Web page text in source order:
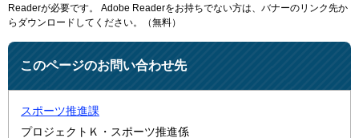
Readerが必要です。
Adobe Readerをお持ちでない方は、バナーのリンク先か
らダウンロードしてください。（無料）
このページのお問い合わせ先
スポーツ推進課
プロジェクトＫ・スポーツ推進係